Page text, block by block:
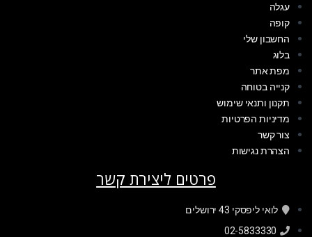
עגלה
קופה
החשבון שלי
בלוג
מפת אתר
קנייה בטוחה
תקנון ותנאי שימוש
מדיניות הפרטיות
צור קשר
הצהרת נגישות
פרטים ליצירת קשר
לואי ליפסקי 43 ירושלים
02-5833330